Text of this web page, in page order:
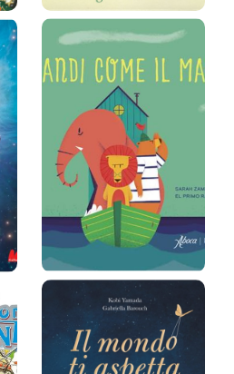
Ci sono gli orsi
in Afri…
Satomi Ichikawa
Prezzo:12,5 €
Grandi come il
mare
Sarah Zambello, El
primo Ramón